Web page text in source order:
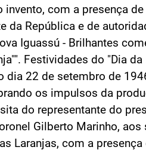
invento, com a presença
da República e de
Iguassú - Brilhantes
Festividades do "Dia da
dia 22 de setembro de
os impulsos da
do representante do
Gilberto Marinho, aos
Laranjas, com a